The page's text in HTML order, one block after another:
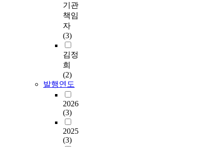
기관
책임
자
(3)
김정
희
(2)
발행연도
2026
(3)
2025
(3)